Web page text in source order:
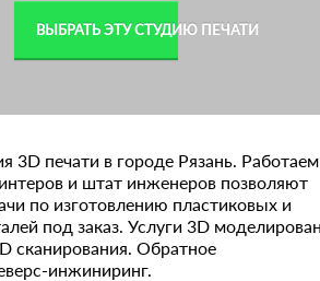
ВЫБРАТЬ ЭТУ СТУДИЮ ПЕЧАТИ
3D печати в городе Рязань.
и штат инженеров позволяют
по изготовлению пластиковых и
под заказ. Услуги 3D
сканирования. Обратное
инжиниринг.